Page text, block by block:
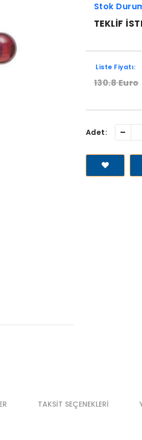
Stok
TEKLIF
Liste Fiyatı:
130.8 Euro
Adet: -
TAKSIT SEÇENEKLERI